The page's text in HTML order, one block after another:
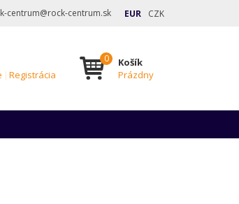
centrum@rock-centrum.sk EUR CZK
| Registrácia
Košík
Prázdny